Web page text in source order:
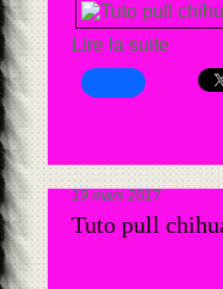
Lire la suite
19 mars 2017
Tuto pull